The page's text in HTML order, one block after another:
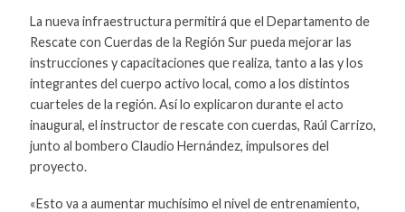
La nueva infraestructura permitirá que el Departamento de
Rescate con Cuerdas de la Región Sur pueda mejorar las
instrucciones y capacitaciones que realiza, tanto a las y los
integrantes del cuerpo activo local, como a los distintos
cuarteles de la región. Así lo explicaron durante el acto
inaugural, el instructor de rescate con cuerdas, Raúl Carrizo,
junto al bombero Claudio Hernández, impulsores del
proyecto.
«Esto va a aumentar muchísimo el nivel de entrenamiento,